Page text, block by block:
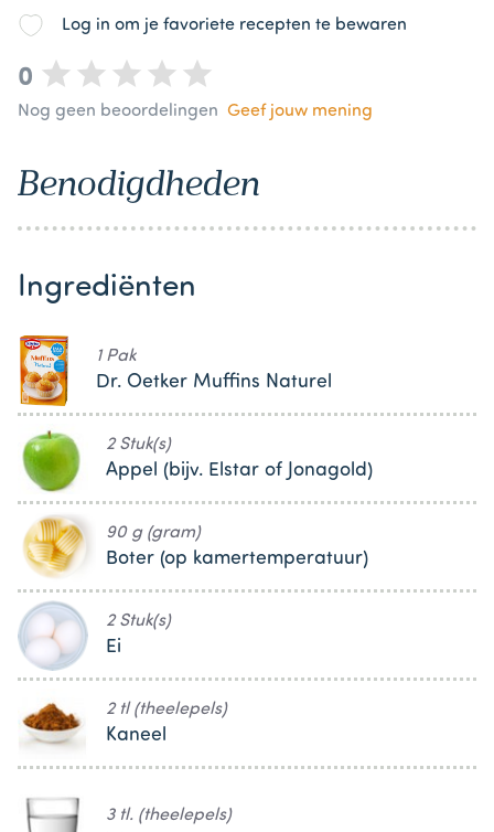
Log in om je favoriete recepten te bewaren
0
Nog geen beoordelingen Geef jouw mening
Benodigdheden
Ingrediënten
1 Pak
Dr. Oetker Muffins Naturel
2 Stuk(s)
Appel (bijv. Elstar of Jonagold)
90 g (gram)
Boter (op kamertemperatuur)
2 Stuk(s)
Ei
2 tl (theelepels)
Kaneel
3 tl. (theelepels)